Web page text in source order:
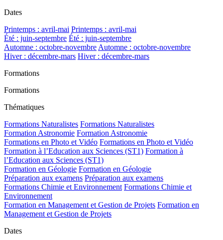
Dates
Printemps : avril-mai Printemps : avril-mai
Été : juin-septembre Été : juin-septembre
Automne : octobre-novembre Automne : octobre-novembre
Hiver : décembre-mars Hiver : décembre-mars
Formations
Formations
Thématiques
Formations Naturalistes Formations Naturalistes
Formation Astronomie Formation Astronomie
Formations en Photo et Vidéo Formations en Photo et Vidéo
Formation à l’Education aux Sciences (ST1) Formation à
l’Education aux Sciences (ST1)
Formation en Géologie Formation en Géologie
Préparation aux examens Préparation aux examens
Formations Chimie et Environnement Formations Chimie et
Environnement
Formation en Management et Gestion de Projets Formation en
Management et Gestion de Projets
Dates